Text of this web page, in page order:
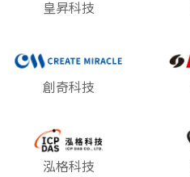
皇昇科技
創奇科技
泓格科技